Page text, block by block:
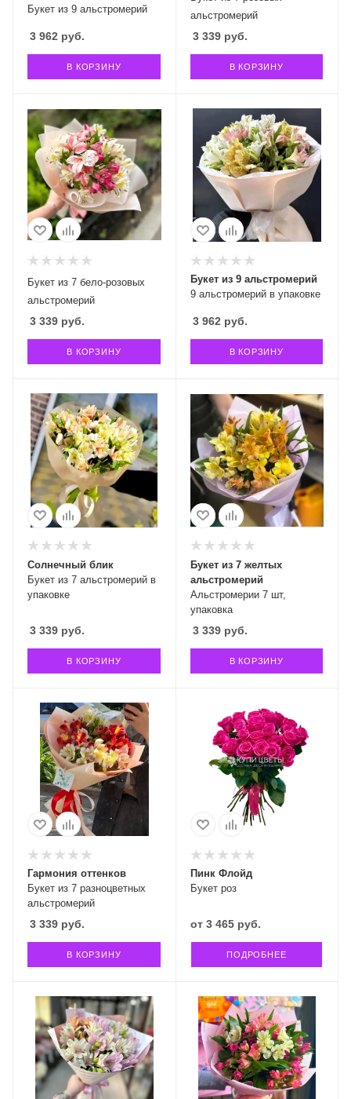
Букет из 9 альстромерий
3 962 руб.
В КОРЗИНУ
альстромерий
3 339руб.
В КОРЗИНУ
Букет из 7 бело-розовых
альстромерий
3 339 руб.
В КОРЗИНУ
9 альстромерий в упаковке
Букет из 9 альстромерий
3 962 руб.
В КОРЗИНУ
Букет из 7 альстромерий в
упаковке
Солнечный блик
3 339 руб.
В КОРЗИНУ
Альстромерии 7 шт,
упаковка
Букет из 7 желтых
альстромерий
3 339руб.
В КОРЗИНУ
Букет из 7 разноцветных
альстромерий
Гармония оттенков
3 339 руб.
В КОРЗИНУ
Букет роз
Пинк Флойд
от 3 465 руб.
ПОДРОБНЕЕ